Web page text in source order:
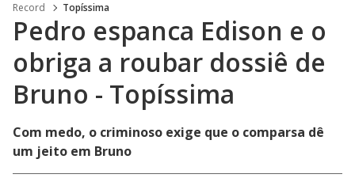
Record Topíssima
Pedro espanca Edison e o
obriga a roubar dossiê de
Bruno - Topíssima
Com medo, o criminoso exige que o comparsa dê
um jeito em Bruno